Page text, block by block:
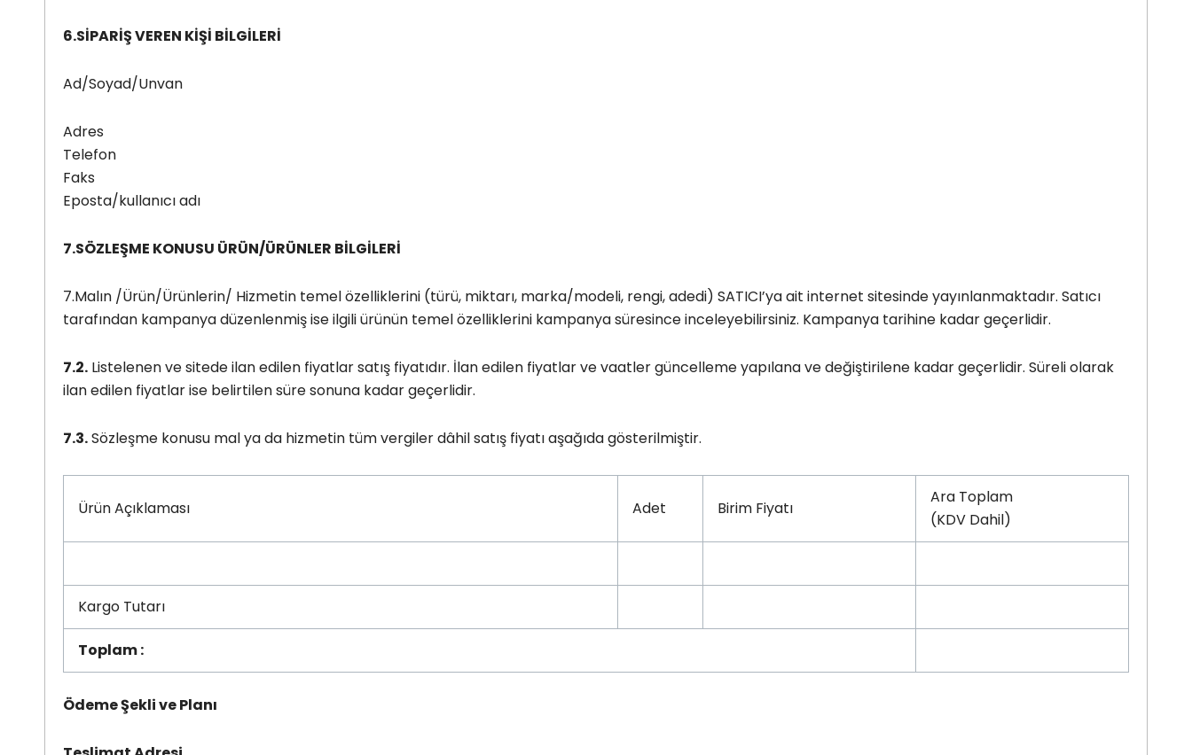
6.SİPARİŞ VEREN KİŞİ BİLGİLERİ
Ad/Soyad/Unvan
Adres
Telefon
Faks
Eposta/kullanıcı adı
7.SÖZLEŞME KONUSU ÜRÜN/ÜRÜNLER BİLGİLERİ
7.Malın /Ürün/Ürünlerin/ Hizmetin temel özelliklerini (türü, miktarı, marka/modeli, rengi, adedi) SATICI’ya ait internet sitesinde yayınlanmaktadır. Satıcı
tarafından kampanya düzenlenmiş ise ilgili ürünün temel özelliklerini kampanya süresince inceleyebilirsiniz. Kampanya tarihine kadar geçerlidir.
7.2. Listelenen ve sitede ilan edilen fiyatlar satış fiyatıdır. İlan edilen fiyatlar ve vaatler güncelleme yapılana ve değiştirilene kadar geçerlidir. Süreli olarak
ilan edilen fiyatlar ise belirtilen süre sonuna kadar geçerlidir.
7.3.Sözleşme konusu mal ya da hizmetin tüm vergiler dâhil satış fiyatı aşağıda gösterilmiştir.
Ürün Açıklaması Adet Birim Fiyatı
Ara Toplam
(KDV Dahil)
Kargo Tutarı
Toplam :
Ödeme Şekli ve Planı